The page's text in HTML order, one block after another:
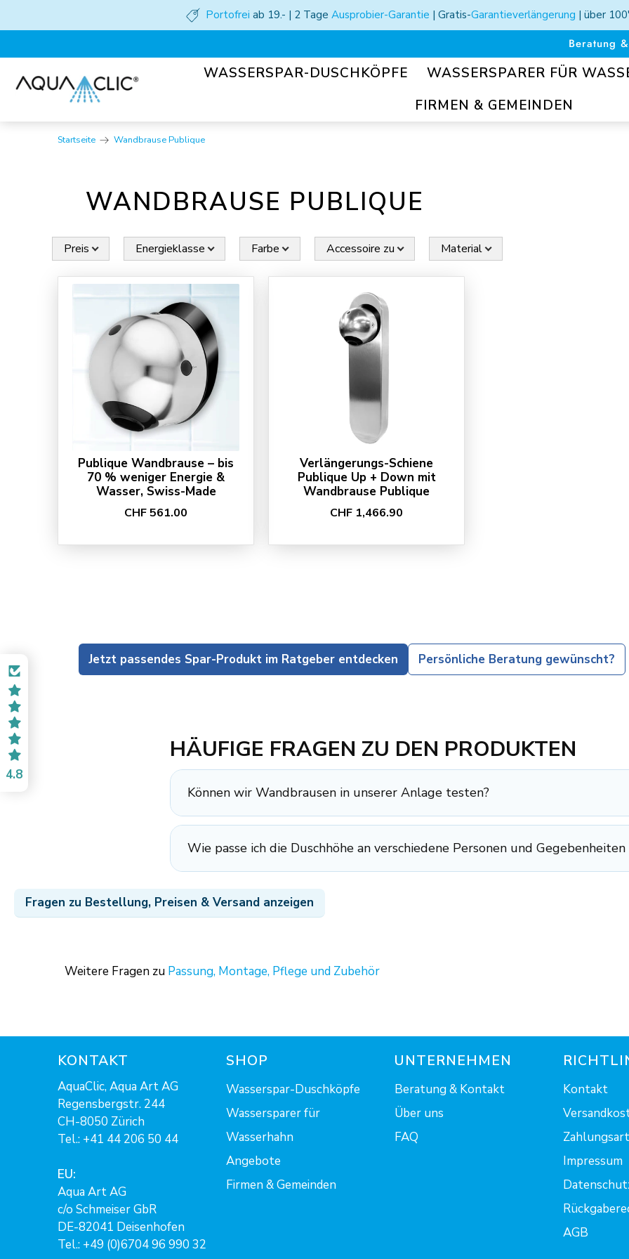
Portofrei ab 19.- | 2 TageAusprobier-Garantie | Gratis-Garantieverlängerung | über
Beratung
WASSERSPAR-DUSCHKÖPFE
WASSERSPARER FÜR
FIRMEN & GEMEINDEN
Startseite Wandbrause Publique
WANDBRAUSE PUBLIQUE
Preis Energieklasse Farbe Accessoire zu Material
Publique Wandbrause – bis
70 % weniger Energie &
Wasser, Swiss-Made
CHF 561.00
Verlängerungs-Schiene
Publique Up + Down mit
Wandbrause Publique
CHF 1,466.90
Jetzt passendes Spar-Produkt im Ratgeber entdecken Persönliche Beratung gewünscht?
HÄUFIGE FRAGEN ZU DEN PRODUKTEN
Können wir Wandbrausen in unserer Anlage testen?
Wie passe ich die Duschhöhe an verschiedene Personen und Gegebenheiten
Fragen zu Bestellung, Preisen & Versand anzeigen
Weitere Fragen zu Passung, Montage, Pflege und Zubehör
KONTAKT
AquaClic, Aqua Art AG
Regensbergstr. 244
CH-8050 Zürich
Tel.: +41 44 206 50 44
EU:
Aqua Art AG
c/o Schmeiser GbR
DE-82041 Deisenhofen
Tel.: +49 (0)6704 96 990 32
SHOP
Wasserspar-Duschköpfe
Wassersparer für
Wasserhahn
Angebote
Firmen & Gemeinden
UNTERNEHMEN
Beratung & Kontakt
Über uns
FAQ
Kontakt
Impressum
AGB
4.8